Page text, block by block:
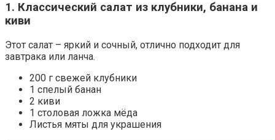
1. Классический салат из клубники, банана и
киви
Этот салат – яркий и сочный, отлично подходит для
завтрака или ланча.
200 г свежей клубники
1 спелый банан
2 киви
1 столовая ложка мёда
Листья мяты для украшения